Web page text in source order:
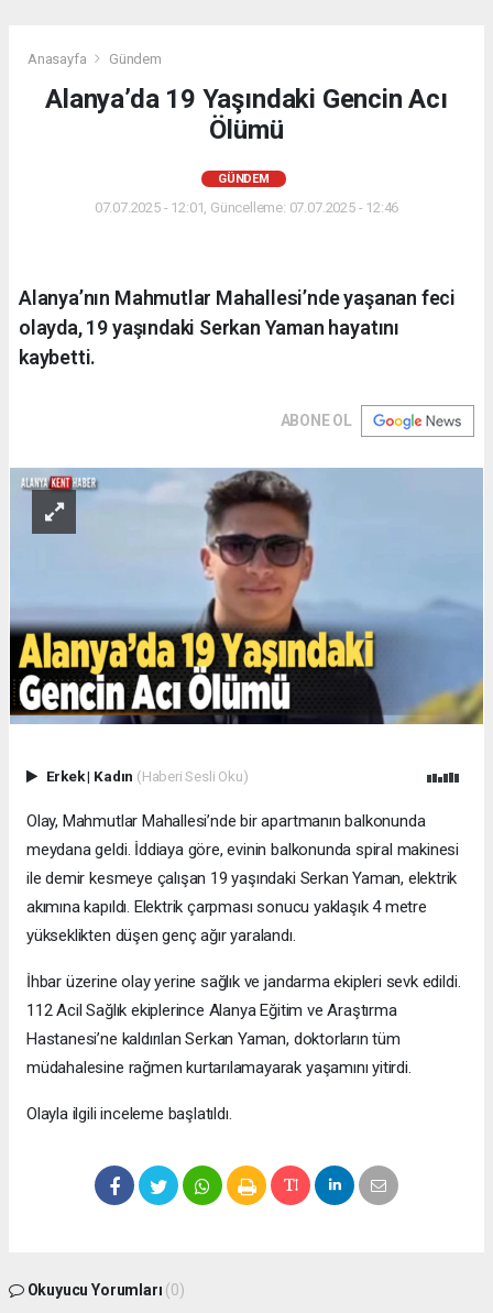
Anasayfa Gündem
Alanya’da 19 Yaşındaki Gencin Acı
Ölümü
GÜNDEM
07.07.2025 - 12:01, Güncelleme: 07.07.2025 - 12:46
Alanya’nın Mahmutlar Mahallesi’nde yaşanan feci
olayda, 19 yaşındaki Serkan Yaman hayatını
kaybetti.
ABONE OL
Erkek| Kadın (Haberi Sesli Oku)
Olay, Mahmutlar Mahallesi’nde bir apartmanın balkonunda
meydana geldi. İddiaya göre, evinin balkonunda spiral makinesi
ile demir kesmeye çalışan 19 yaşındaki Serkan Yaman, elektrik
akımına kapıldı. Elektrik çarpması sonucu yaklaşık 4 metre
yükseklikten düşen genç ağır yaralandı.
İhbar üzerine olay yerine sağlık ve jandarma ekipleri sevk edildi.
112 Acil Sağlık ekiplerince Alanya Eğitim ve Araştırma
Hastanesi’ne kaldırılan Serkan Yaman, doktorların tüm
müdahalesine rağmen kurtarılamayarak yaşamını yitirdi.
Olayla ilgili inceleme başlatıldı.
Okuyucu Yorumları (0)